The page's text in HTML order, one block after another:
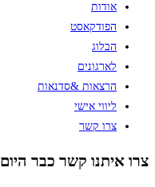
אודות
הפודקאסט
הבלוג
לארגונים
הרצאות &סדנאות
ליווי אישי
צרו קשר
צרו איתנו קשר כבר היום